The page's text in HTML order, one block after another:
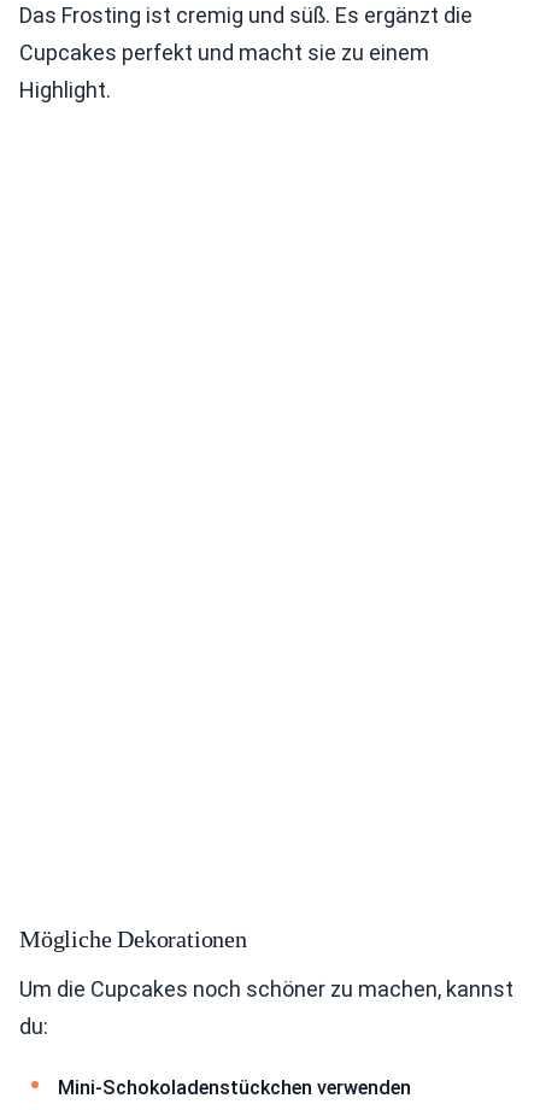
Das Frosting ist cremig und süß. Es ergänzt die
Cupcakes perfekt und macht sie zu einem
Highlight.
Mögliche Dekorationen
Um die Cupcakes noch schöner zu machen, kannst
du:
Mini-Schokoladenstückchen verwenden